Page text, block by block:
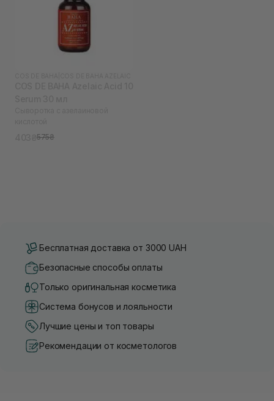
575₴
Бесплатная доставка от 3000 UAH
Безопасные способы оплаты
Только оригинальная косметика
Система бонусов и лояльности
Лучшие цены и топ товары
Рекомендации от косметологов